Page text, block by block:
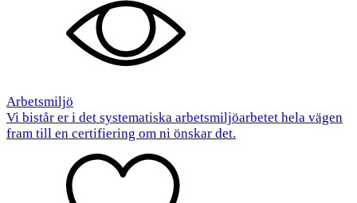
Arbetsmiljö
Vi bistår er i det systematiska arbetsmiljöarbetet hela vägen
fram till en certifiering om ni önskar det.